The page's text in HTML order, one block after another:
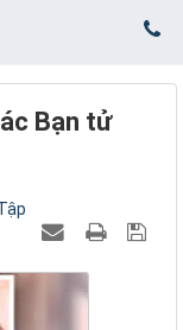
Bạn tử